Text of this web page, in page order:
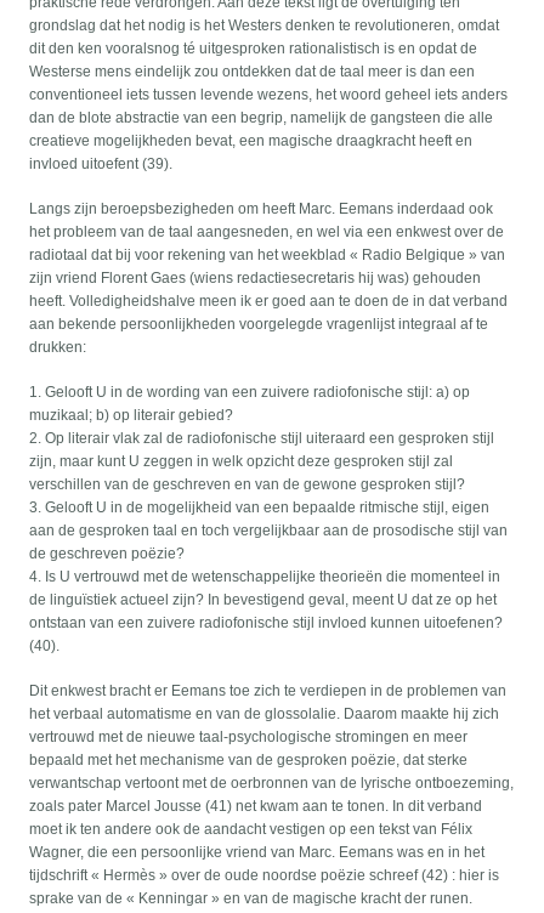
grondslag dat het nodig is het Westers denken te revolutioneren, omdat
dit den ken vooralsnog té uitgesproken rationalistisch is en opdat de
Westerse mens eindelijk zou ontdekken dat de taal meer is dan een
conventioneel iets tussen levende wezens, het woord geheel iets anders
dan de blote abstractie van een begrip, namelijk de gangsteen die alle
creatieve mogelijkheden bevat, een magische draagkracht heeft en
invloed uitoefent (39).
Langs zijn beroepsbezigheden om heeft Marc. Eemans inderdaad ook
het probleem van de taal aangesneden, en wel via een enkwest over de
radiotaal dat bij voor rekening van het weekblad « Radio Belgique » van
zijn vriend Florent Gaes (wiens redactiesecretaris hij was) gehouden
heeft. Volledigheidshalve meen ik er goed aan te doen de in dat verband
aan bekende persoonlijkheden voorgelegde vragenlijst integraal af te
drukken:
1. Gelooft U in de wording van een zuivere radiofonische stijl: a) op
muzikaal; b) op literair gebied?
2. Op literair vlak zal de radiofonische stijl uiteraard een gesproken stijl
zijn, maar kunt U zeggen in welk opzicht deze gesproken stijl zal
verschillen van de geschreven en van de gewone gesproken stijl?
3. Gelooft U in de mogelijkheid van een bepaalde ritmische stijl, eigen
aan de gesproken taal en toch vergelijkbaar aan de prosodische stijl van
de geschreven poëzie?
4. Is U vertrouwd met de wetenschappelijke theorieën die momenteel in
de linguïstiek actueel zijn? In bevestigend geval, meent U dat ze op het
ontstaan van een zuivere radiofonische stijl invloed kunnen uitoefenen?
(40).
Dit enkwest bracht er Eemans toe zich te verdiepen in de problemen van
het verbaal automatisme en van de glossolalie. Daarom maakte hij zich
vertrouwd met de nieuwe taal-psychologische stromingen en meer
bepaald met het mechanisme van de gesproken poëzie, dat sterke
verwantschap vertoont met de oerbronnen van de lyrische ontboezeming,
zoals pater Marcel Jousse (41) net kwam aan te tonen. In dit verband
moet ik ten andere ook de aandacht vestigen op een tekst van Félix
Wagner, die een persoonlijke vriend van Marc. Eemans was en in het
tijdschrift « Hermès » over de oude noordse poëzie schreef (42) : hier is
sprake van de « Kenningar » en van de magische kracht der runen.